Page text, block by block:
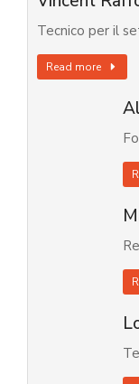
Tecnico per il
Read more